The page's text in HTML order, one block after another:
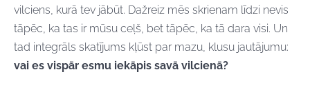
vilciens, kurā tev jābūt. Dažreiz mēs skrienam līdzi nevis
tāpēc, ka tas ir mūsu ceļš, bet tāpēc, ka tā dara visi. Un
tad integrāls skatījums kļūst par mazu, klusu jautājumu:
vai es vispār esmu iekāpis savā vilcienā?